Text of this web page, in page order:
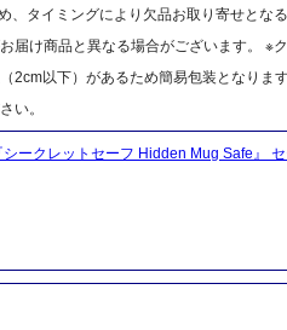
、タイミングにより欠品お取り寄せとな
届け商品と異なる場合がございます。 ※
2cm以下）があるため簡易包装となりま
い。
ークレットセーフ Hidden Mug Safe』